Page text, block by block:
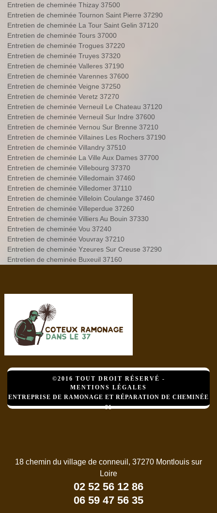
Entretien de cheminée Thizay 37500
Entretien de cheminée Tournon Saint Pierre 37290
Entretien de cheminée La Tour Saint Gelin 37120
Entretien de cheminée Tours 37000
Entretien de cheminée Trogues 37220
Entretien de cheminée Truyes 37320
Entretien de cheminée Valleres 37190
Entretien de cheminée Varennes 37600
Entretien de cheminée Veigne 37250
Entretien de cheminée Veretz 37270
Entretien de cheminée Verneuil Le Chateau 37120
Entretien de cheminée Verneuil Sur Indre 37600
Entretien de cheminée Vernou Sur Brenne 37210
Entretien de cheminée Villaines Les Rochers 37190
Entretien de cheminée Villandry 37510
Entretien de cheminée La Ville Aux Dames 37700
Entretien de cheminée Villebourg 37370
Entretien de cheminée Villedomain 37460
Entretien de cheminée Villedomer 37110
Entretien de cheminée Villeloin Coulange 37460
Entretien de cheminée Villeperdue 37260
Entretien de cheminée Villiers Au Bouin 37330
Entretien de cheminée Vou 37240
Entretien de cheminée Vouvray 37210
Entretien de cheminée Yzeures Sur Creuse 37290
Entretien de cheminée Buxeuil 37160
©2016 TOUT DROIT RÉSERVÉ -
MENTIONS LÉGALES
ENTREPRISE DE RAMONAGE ET RÉPARATION DE CHEMINÉE
91
18 chemin du village de conneuil, 37270 Montlouis sur
Loire
02 52 56 12 86
06 59 47 56 35